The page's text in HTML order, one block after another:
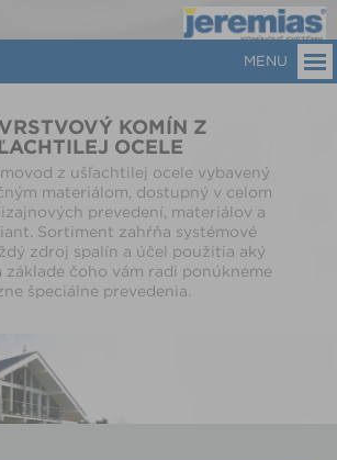
MENU
KOMÍN Z
OCELE
z ušľachtilej ocele vybavený
materiálom, dostupný v celom
prevedení, materiálov a
Sortiment zahŕňa systémové
zdroj spalín a účel použitia aký
základe čoho vám radi ponúkneme
špeciálne prevedenia.